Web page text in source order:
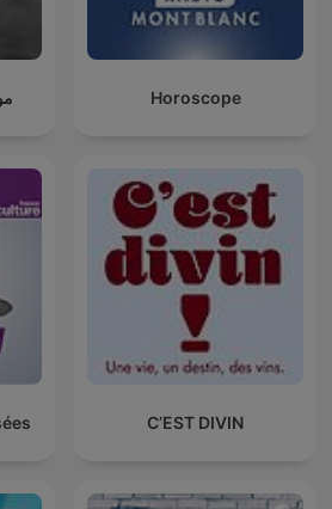
Horoscope
C’EST DIVIN